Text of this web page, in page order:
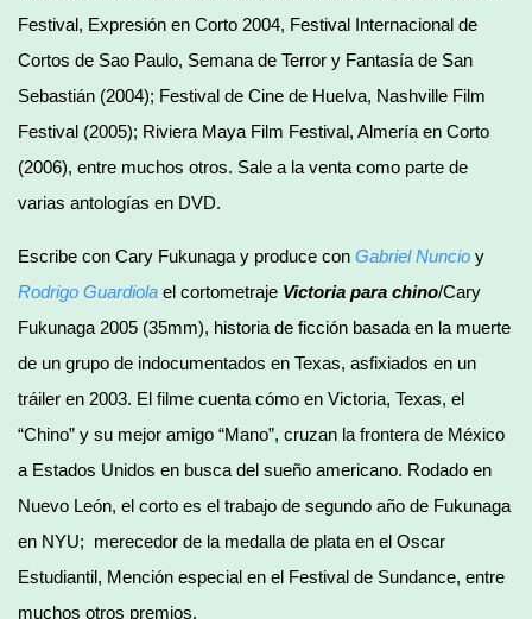
Festival, Expresión en Corto 2004, Festival Internacional de
Cortos de Sao Paulo, Semana de Terror y Fantasía de San
Sebastián (2004); Festival de Cine de Huelva, Nashville Film
Festival (2005); Riviera Maya Film Festival, Almería en Corto
(2006), entre muchos otros. Sale a la venta como parte de
varias antologías en DVD.
Escribe con Cary Fukunaga y produce con Gabriel Nuncio y
Rodrigo Guardiola el cortometraje Victoria para chino/Cary
Fukunaga 2005 (35mm), historia de ficción basada en la muerte
de un grupo de indocumentados en Texas, asfixiados en un
tráiler en 2003. El filme cuenta cómo en Victoria, Texas, el
“Chino” y su mejor amigo “Mano”, cruzan la frontera de México
a Estados Unidos en busca del sueño americano. Rodado en
Nuevo León, el corto es el trabajo de segundo año de Fukunaga
en NYU; merecedor de la medalla de plata en el Oscar
Estudiantil, Mención especial en el Festival de Sundance, entre
muchos otros premios.